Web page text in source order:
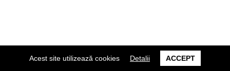
Acest site utilizează cookies Detalii ACCEPT